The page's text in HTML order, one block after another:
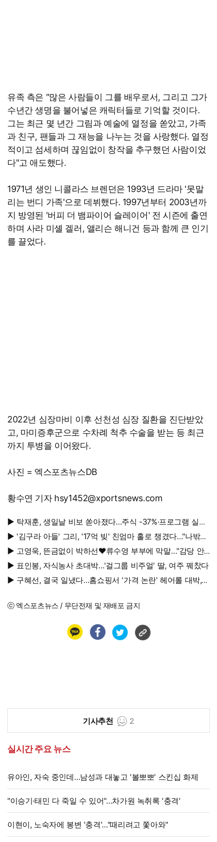
유족 측은 "많은 사람들이 그를 배우로서, 그리고 그가
수년간 생명을 불어넣은 캐릭터들로 기억할 것이다.
그는 최근 몇 년간 그림과 예술에 열정을 쏟았고, 가족
과 친구, 팬들과 그 재능을 나누는 것을 사랑했다. 열정
적이고 섬세하며 끊임없이 창작을 추구했던 사람이었
다"고 애도했다.
1971년 생인 니콜라스 브렌던은 1993년 드라마 '못말
리는 번디 가족'으로 데뷔했다. 1997년부터 2003년까
지 방영된 '버피 더 뱀파이어 슬레이어' 전 시즌에 출연
하며 사라 미셸 겔러, 앨리슨 해니건 등과 함께 큰 인기
를 끌었다.
2022년 심장마비 이후 선천성 심장 질환을 진단받았
고, 마미증후군으로 수차례 척추 수술을 받는 등 최근
까지 투병을 이어왔다.
사진 = 엑스포츠뉴스DB
황수연 기자 hsy1452@xportsnews.com
▶ 탁재훈, 생일날 비보 쏟아졌다…주식 -37%·프로그램 실직
'날벼락'
▶ '김구라 아들' 그리, '17억 빚' 친엄마 홀로 챙겼다…"나밖에
없어"
▶ 고영욱, 뜬금없이 박하선♥류수영 부부에 막말…"감당 안
될 여자"
▶ 표인봉, 자식농사 초대박…'걸그룹 비주얼' 딸, 여주 꿰찼다
▶ 구혜선, 결국 일냈다…홈쇼핑서 '가격 논란' 헤어롤 대박,
ⓒ 엑스포츠뉴스 / 무단전재 및 재배포 금지
기사추천 2
실시간 주요 뉴스
유아인, 자숙 중인데…남성과 대놓고 '볼뽀뽀' 스킨십 화제
"이승기·태민 다 죽일 수 있어"…차가원 녹취록 '충격'
이현이, 노숙자에 봉변 '충격'…"때리려고 쫓아와"